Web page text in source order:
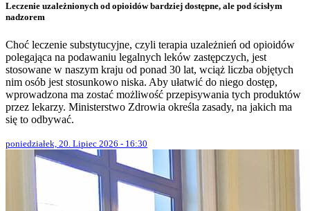
Leczenie uzależnionych od opioidów bardziej dostępne, ale pod ścisłym
nadzorem
Choć leczenie substytucyjne, czyli terapia uzależnień od opioidów
polegająca na podawaniu legalnych leków zastępczych, jest
stosowane w naszym kraju od ponad 30 lat, wciąż liczba objętych
nim osób jest stosunkowo niska. Aby ułatwić do niego dostęp,
wprowadzona ma zostać możliwość przepisywania tych produktów
przez lekarzy. Ministerstwo Zdrowia określa zasady, na jakich ma
się to odbywać.
poniedziałek, 20. Lipiec 2026 - 16:30